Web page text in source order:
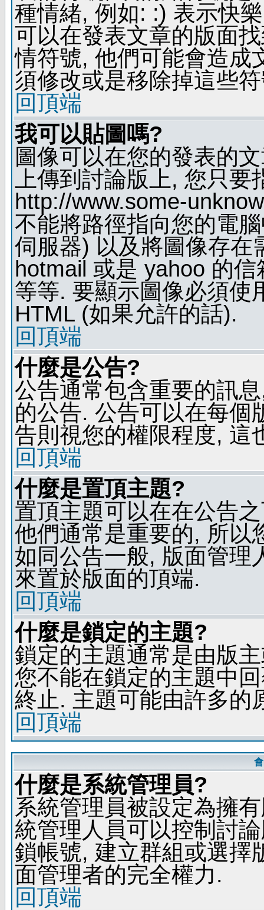
種情緒, 例如: :) 表示快
可以在發表文章的版面
情符號, 他們可能會造成
須修改或是移除掉這些
回頂端
我可以貼圖嗎?
圖像可以在您的發表的
上傳到討論版上, 您只
http://www.some-
不能將路徑指向您的電
伺服器) 以及將圖像存在
hotmail 或是 yahoo 的
等等. 要顯示圖像必須使
HTML (如果允許的話).
回頂端
什麼是公告?
公告通常包含重要的訊
的公告. 公告可以在每個
告則視您的權限程度, 這
回頂端
什麼是置頂主題?
置頂主題可以在在公告
他們通常是重要的, 所以
如同公告一般, 版面管理
來置於版面的頂端.
回頂端
什麼是鎖定的主題?
鎖定的主題通常是由版
您不能在鎖定的主題中
終止. 主題可能由許多的
回頂端
什麼是系統管理員?
系統管理員被設定為擁
統管理人員可以控制討
鎖帳號, 建立群組或選擇
面管理者的完全權力.
回頂端